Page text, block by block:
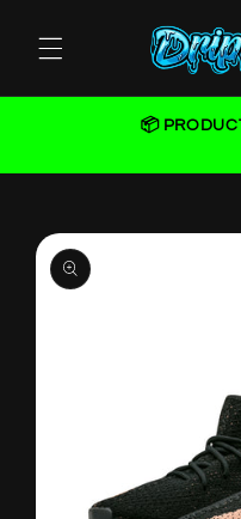
content
📦
Skip to
product
information